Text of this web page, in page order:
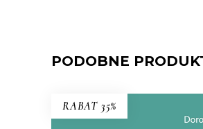
PODOBNE
RABAT 35%